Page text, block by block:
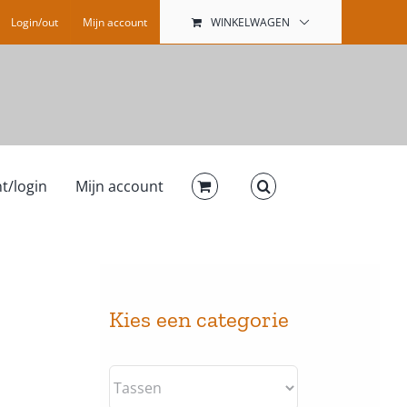
Login/out Mijn account WINKELWAGEN
login Mijn account
Kies een categorie